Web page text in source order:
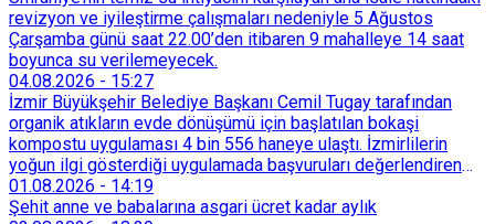
revizyon ve iyileştirme çalışmaları nedeniyle 5 Ağustos
Çarşamba günü saat 22.00’den itibaren 9 mahalleye 14 saat
boyunca su verilemeyecek.
04.08.2026 - 15:27
İzmir Büyükşehir Belediye Başkanı Cemil Tugay tarafından
organik atıkların evde dönüşümü için başlatılan bokaşi
kompostu uygulaması 4 bin 556 haneye ulaştı. İzmirlilerin
yoğun ilgi gösterdiği uygulamada başvuruları değerlendiren
Tarımsal Hizmetler Dairesi Başkanlığı, farklı ilçelerde toplam
128 bokaşi kompost eğitimi düzenleyerek İzmirlileri
01.08.2026 - 14:19
Şehit anne ve babalarına asgari ücret kadar aylık